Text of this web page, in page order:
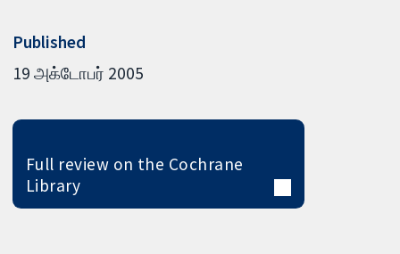
Published
19 அக்டோபர் 2005
Full review on the Cochrane
Library